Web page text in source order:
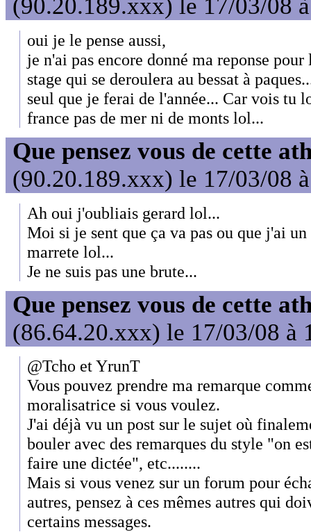
(90.20.189.xxx) le 17/03/08
oui je le pense aussi,
je n'ai pas encore donné ma reponse
stage qui se deroulera au bessat à
seul que je ferai de l'année... Car vois tu
france pas de mer ni de monts lol...
Que pensez vous de cette
(90.20.189.xxx) le 17/03/08
Ah oui j'oubliais gerard lol...
Moi si je sent que ça va pas ou que j'ai
marrete lol...
Je ne suis pas une brute...
Que pensez vous de cette
(86.64.20.xxx) le 17/03/08 à
@Tcho et YrunT
Vous pouvez prendre ma remarque
moralisatrice si vous voulez.
J'ai déjà vu un post sur le sujet où
bouler avec des remarques du style "on
faire une dictée", etc........
Mais si vous venez sur un forum pour
autres, pensez à ces mêmes autres qui
certains messages.